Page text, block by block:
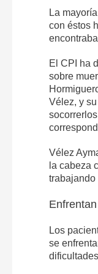
La
con éstos
El CPI ha
sobre
Vélez, y
Vélez
la cabeza
trabajando
Los
se